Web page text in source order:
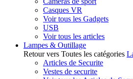
Casques VR
Voir tous les Gadgets
USB
Voir tous les articles
Lampes & Outillage
Retour vers Toutes les catégories
Articles de Securite
Vestes de securite